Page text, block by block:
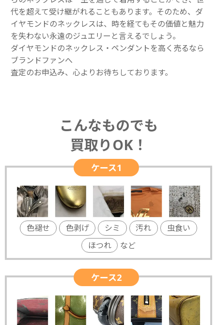
代を超えて受け継がれることもあります。そのため、ダ
イヤモンドのネックレスは、時を経てもその価値と魅力
を失わない永遠のジュエリーと言えるでしょう。
ダイヤモンドのネックレス・ペンダントを高く売るなら
ブランドファンへ
査定のお申込み、心よりお待ちしております。
こんなものでも
買取りOK！
ケース1
色褪せ 色剥げ シミ 汚れ
虫食い
ほつれ
など
ケース2